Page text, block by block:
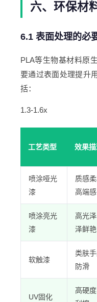
六、环保材
6.1 表面处理的必
PLA等生物基材料原
要通过表面处理提升
括：
1.3-1.6x
工艺类型 效果
喷涂哑光
漆
质感柔
高端感
喷涂亮光
漆
高光
泽鲜艳
软触漆
类肤手
防滑
UV固化
高硬